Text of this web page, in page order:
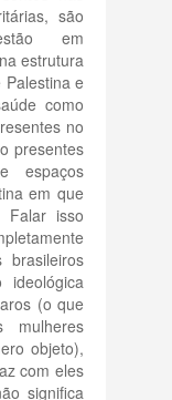
são
em
estrutura
e
como
no
presentes
espaços
em que
Falar isso
ideológica
(o que
mulheres
objeto),
com eles
significa